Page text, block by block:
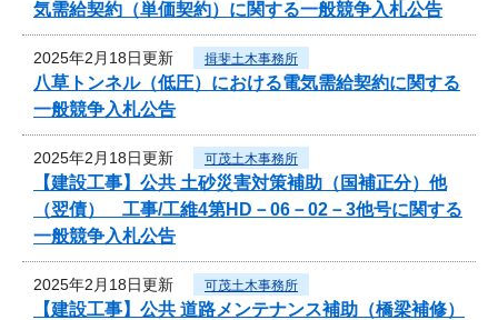
気需給契約（単価契約）に関する一般競争入札公告
2025年2月18日更新 揖斐土木事務所
八草トンネル（低圧）における電気需給契約に関する
一般競争入札公告
2025年2月18日更新 可茂土木事務所
【建設工事】公共 土砂災害対策補助（国補正分）他
（翌債） 工事/工維4第HD－06－02－3他号に関する
一般競争入札公告
2025年2月18日更新 可茂土木事務所
【建設工事】公共 道路メンテナンス補助（橋梁補修）